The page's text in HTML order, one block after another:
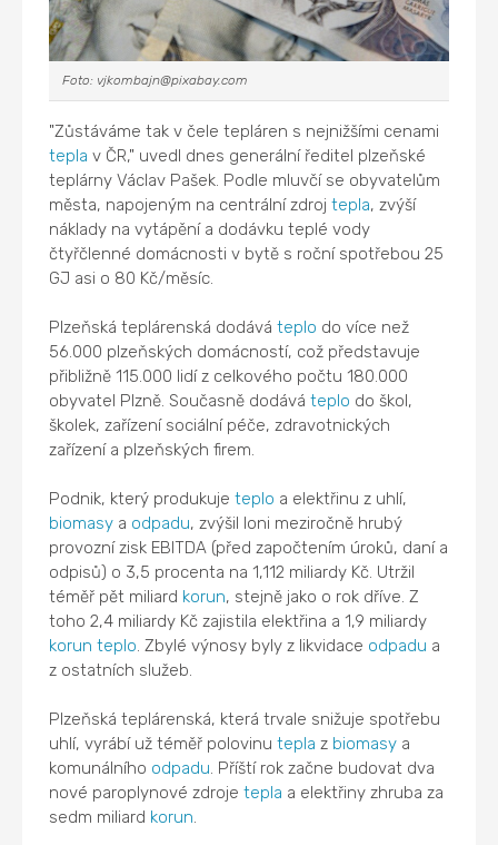
Foto: vjkombajn@pixabay.com
"Zůstáváme tak v čele tepláren s nejnižšími cenami
tepla v ČR," uvedl dnes generální ředitel plzeňské
teplárny Václav Pašek. Podle mluvčí se obyvatelům
města, napojeným na centrální zdrojtepla, zvýší
náklady na vytápění a dodávku teplé vody
čtyřčlenné domácnosti v bytě s roční spotřebou 25
GJ asi o 80 Kč/měsíc.
Plzeňská teplárenská dodáváteplo do více než
56.000 plzeňských domácností, což představuje
přibližně 115.000 lidí z celkového počtu 180.000
obyvatel Plzně. Současně dodáváteplo do škol,
školek, zařízení sociální péče, zdravotnických
zařízení a plzeňských firem.
Podnik, který produkujeteplo a elektřinu z uhlí,
biomasy a odpadu, zvýšil loni meziročně hrubý
provozní zisk EBITDA (před započtením úroků, daní a
odpisů) o 3,5 procenta na 1,112 miliardy Kč. Utržil
téměř pět miliard korun, stejně jako o rok dříve. Z
toho 2,4 miliardy Kč zajistila elektřina a 1,9 miliardy
korun teplo. Zbylé výnosy byly z likvidace odpadu a
z ostatních služeb.
Plzeňská teplárenská, která trvale snižuje spotřebu
uhlí, vyrábí už téměř polovinutepla z biomasy a
komunálního odpadu. Příští rok začne budovat dva
nové paroplynové zdrojetepla a elektřiny zhruba za
sedm miliard korun.